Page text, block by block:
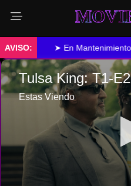
MOVIE DAYS
➤ En Mantenimiento.